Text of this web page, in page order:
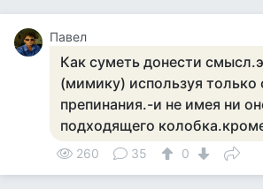
Павел
Как суметь донести
(мимику) используя только
препинания.-и не имея ни
подходящего
260 35 0